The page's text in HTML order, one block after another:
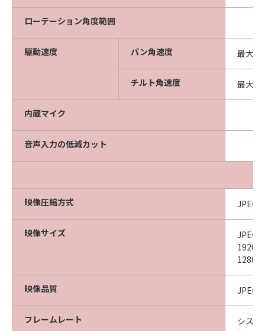
ローテーション角度範囲
駆動速度 パン角速度 最大
チルト角速度 最大
内蔵マイク
音声入力の低減カット
映像圧縮方式 JPEG
映像サイズ
JPEG
映像品質 JPEG
フレームレート
シス